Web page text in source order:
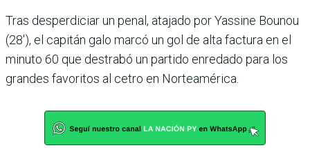
Tras desperdiciar un penal, atajado por Yassine Bounou
(28′), el capitán galo marcó un gol de alta factura en el
minuto 60 que destrabó un partido enredado para los
grandes favoritos al cetro en Norteamérica.